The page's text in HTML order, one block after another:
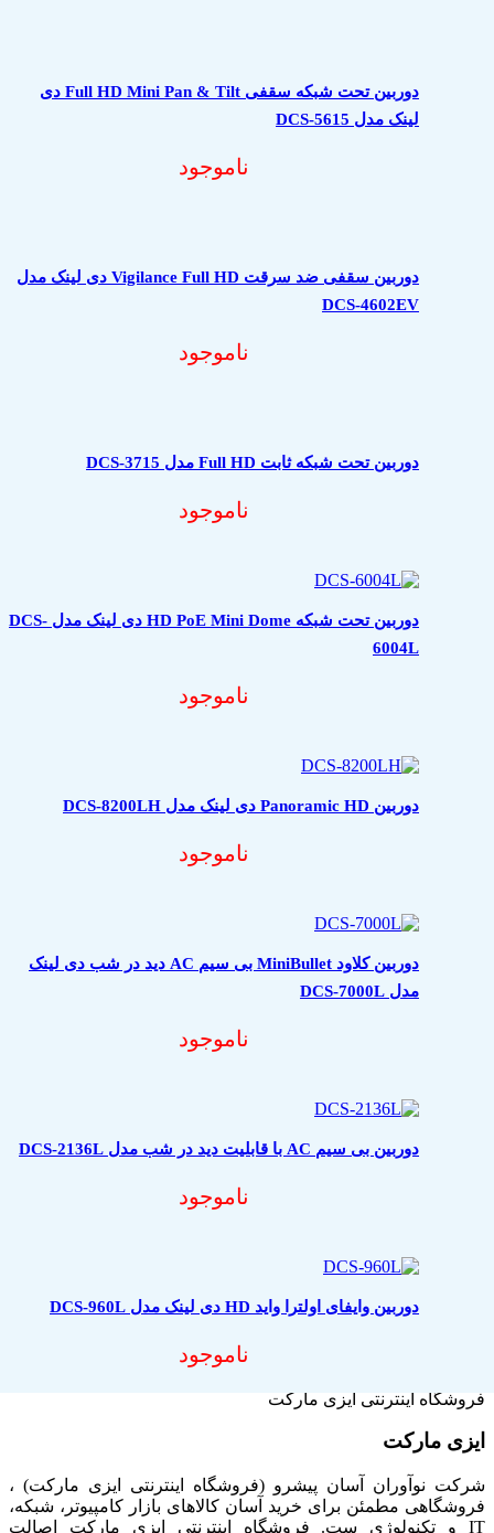
دوربین تحت شبکه سقفی Full HD Mini Pan & Tilt دی
لینک مدل DCS-5615
ناموجود
دوربین سقفی ضد سرقت Vigilance Full HD دی لینک مدل
DCS-4602EV
ناموجود
دوربین تحت شبکه ثابت Full HD مدل DCS-3715
ناموجود
دوربین تحت شبکه HD PoE Mini Dome دی لینک مدل DCS-
6004L
ناموجود
دوربین Panoramic HD دی لینک مدل DCS-8200LH
ناموجود
دوربین کلاود MiniBullet بی سیم AC دید در شب دی لینک
مدل DCS-7000L
ناموجود
دوربین بی سیم AC با قابلیت دید در شب مدل DCS-2136L
ناموجود
دوربین وایفای اولترا واید HD دی لینک مدل DCS-960L
ناموجود
فروشگاه اینترنتی ایزی مارکت
ایزی مارکت
شرکت نوآوران آسان پیشرو (فروشگاه اینترنتی ایزی مارکت) ،
فروشگاهی مطمئن برای خرید آسان کالاهای بازار کامپیوتر، شبکه،
IT و تکنولوژی ست. فروشگاه اینترنتی ایزی مارکت اصالت